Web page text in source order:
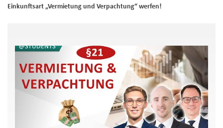
Einkunftsart „Vermietung und Verpachtung“ werfen!